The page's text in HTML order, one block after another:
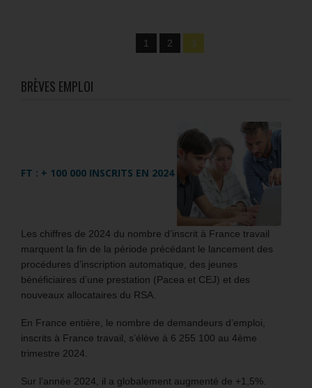
1 2 3
BRÈVES EMPLOI
FT : + 100 000 INSCRITS EN 2024
Les chiffres de 2024 du nombre d’inscrit à France travail
marquent la fin de la période précédant le lancement des
procédures d’inscription automatique, des jeunes
bénéficiaires d’une prestation (Pacea et CEJ) et des
nouveaux allocataires du RSA.
En France entière, le nombre de demandeurs d’emploi,
inscrits à France travail, s’élève à 6 255 100 au 4ème
trimestre 2024.
Sur l’année 2024, il a globalement augmenté de +1,5%.